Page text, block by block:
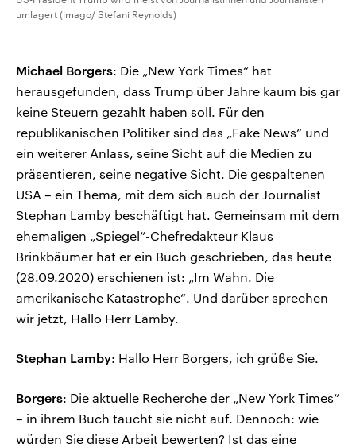
umlagert (imago/ Stefani Reynolds)
Michael Borgers: Die „New York Times“ hat
herausgefunden, dass Trump über Jahre kaum bis gar
keine Steuern gezahlt haben soll. Für den
republikanischen Politiker sind das „Fake News“ und
ein weiterer Anlass, seine Sicht auf die Medien zu
präsentieren, seine negative Sicht. Die gespaltenen
USA – ein Thema, mit dem sich auch der Journalist
Stephan Lamby beschäftigt hat. Gemeinsam mit dem
ehemaligen „Spiegel“-Chefredakteur Klaus
Brinkbäumer hat er ein Buch geschrieben, das heute
(28.09.2020) erschienen ist: „Im Wahn. Die
amerikanische Katastrophe“. Und darüber sprechen
wir jetzt, Hallo Herr Lamby.
Stephan Lamby: Hallo Herr Borgers, ich grüße Sie.
Borgers: Die aktuelle Recherche der „New York Times“
– in ihrem Buch taucht sie nicht auf. Dennoch: wie
würden Sie diese Arbeit bewerten? Ist das eine